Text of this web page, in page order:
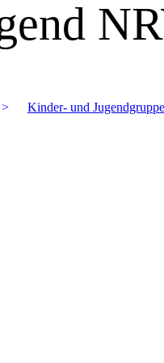
Kinder- und